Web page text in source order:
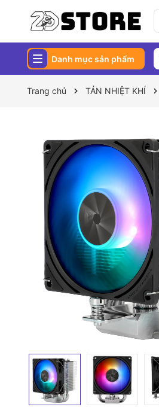
Danh mục sản phẩm
Trang chủ TẢN NHIỆT KHÍ